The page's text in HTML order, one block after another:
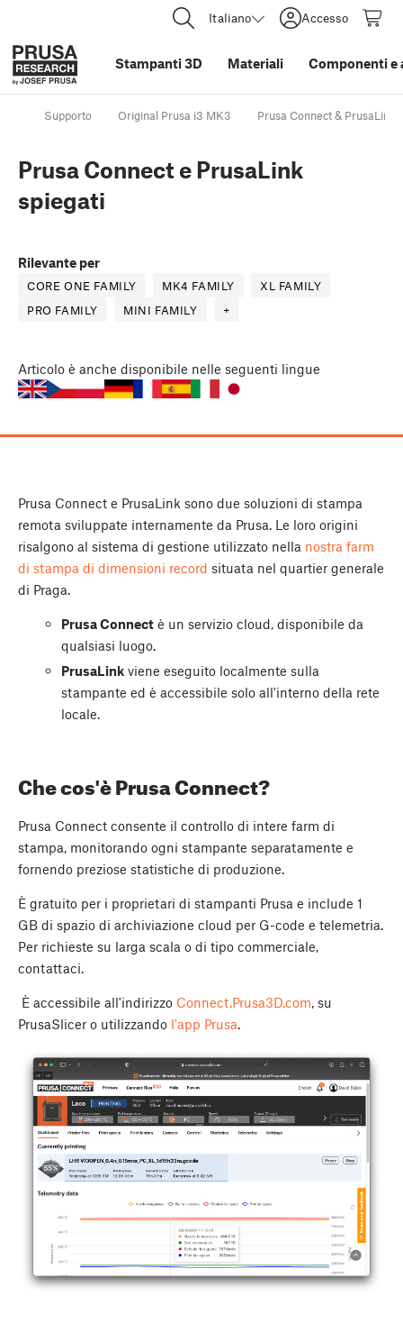
Italiano Accesso
Stampanti 3D Materiali Componenti e
Supporto Original Prusa i3 MK3 Prusa Connect & PrusaLink
Prusa Connect e PrusaLink
spiegati
Rilevante per
CORE ONE FAMILY MK4 FAMILY
XL FAMILY
PRO FAMILY
MINI FAMILY +
Articolo è anche disponibile nelle seguenti lingue
Prusa Connect e PrusaLink sono due soluzioni di stampa
remota sviluppate internamente da Prusa. Le loro origini
risalgono al sistema di gestione utilizzato nella nostra farm
di stampa di dimensioni record situata nel quartier generale
di Praga.
Prusa Connectè un servizio cloud, disponibile da
qualsiasi luogo.
PrusaLinkviene eseguito localmente sulla
stampante ed è accessibile solo all'interno della rete
locale.
Che cos'è Prusa Connect?
Prusa Connect consente il controllo di intere farm di
stampa, monitorando ogni stampante separatamente e
fornendo preziose statistiche di produzione.
È gratuito per i proprietari di stampanti Prusa e include 1
GB di spazio di archiviazione cloud per G-code e telemetria.
Per richieste su larga scala o di tipo commerciale,
contattaci.
È accessibile all'indirizzo Connect.Prusa3D.com, su
PrusaSlicer o utilizzando l'app Prusa.